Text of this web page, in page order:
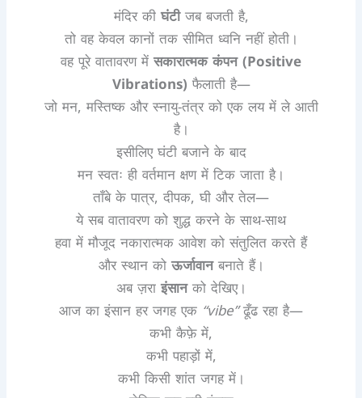
मंदिर कीघंटीजब बजती है,
तो वह केवल कानों तक सीमित ध्वनि नहीं होती।
वह पूरे वातावरण मेंसकारात्मक कंपन (Positive
Vibrations) फैलाती है—
जो मन, मस्तिष्क और स्नायु-तंत्र को एक लय में ले आती
है।
इसीलिए घंटी बजाने के बाद
मन स्वतः ही वर्तमान क्षण में टिक जाता है।
ताँबे के पात्र, दीपक, घी और तेल—
ये सब वातावरण को शुद्ध करने के साथ-साथ
हवा में मौजूद नकारात्मक आवेश को संतुलित करते हैं
और स्थान कोऊर्जावानबनाते हैं।
अब ज़राइंसानको देखिए।
आज का इंसान हर जगह एक “vibe”ढूँढ रहा है—
कभी कैफ़े में,
कभी पहाड़ों में,
कभी किसी शांत जगह में।